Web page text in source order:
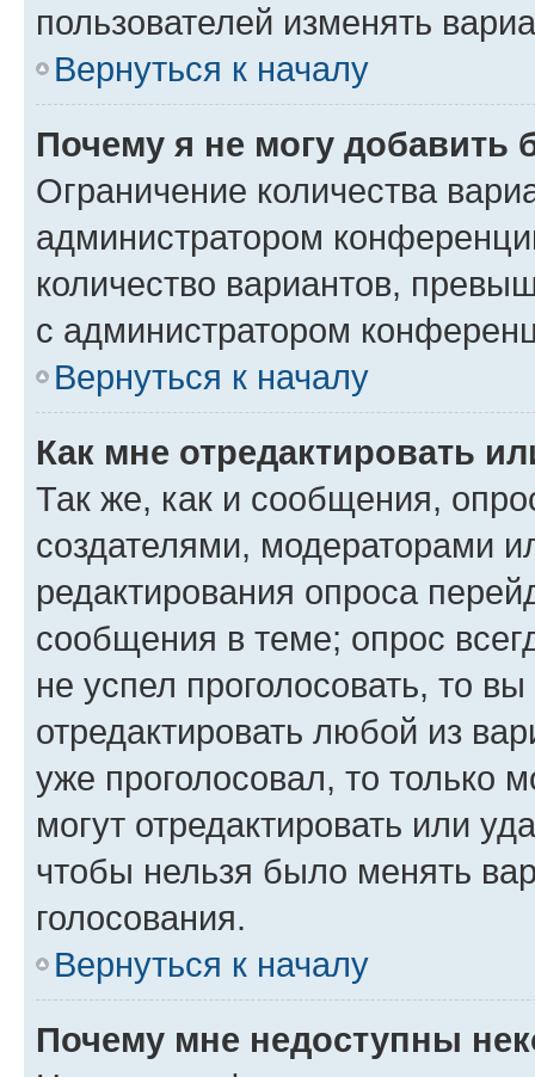
пользователей изменять
Вернуться к началу
Почему я не могу добавить
Ограничение количества
администратором
количество вариантов,
с администратором
Вернуться к началу
Как мне отредактировать
Так же, как и сообщения,
создателями, модераторами
редактирования опроса
сообщения в теме; опрос
не успел проголосовать, то
отредактировать любой из
уже проголосовал, то только
могут отредактировать или
чтобы нельзя было менять
голосования.
Вернуться к началу
Почему мне недоступны